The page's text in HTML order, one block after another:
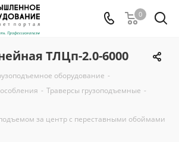
0
ТЛЦп-2.0-6000
оборудование -
- Траверсы грузоподъемные -
за центр с переставными обоймами